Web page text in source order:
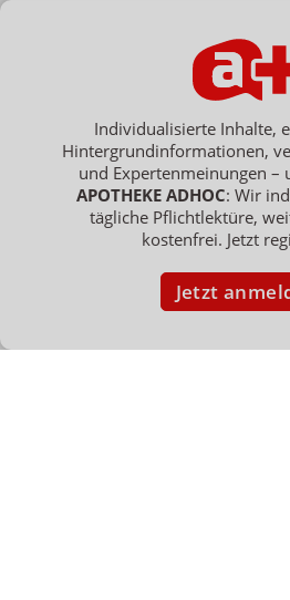
Klimaanlagen
Die Grünen in
für mehr Hitzeschutz
schnelle Hilfe für
PORTRÄT
TABAKENTWÖHNUNG
FAQ: Nikotin auf
Arzneimittel zur
Individualisierte Inhalte,
Hintergrundinformationen,
und Expertenmeinungen –
APOTHEKE ADHOC: Wir
tägliche Pflichtlektüre,
kostenfrei. Jetzt
Jetzt